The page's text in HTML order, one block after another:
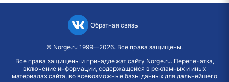
Обратная связь
© Norge.ru 1999—2026. Все права защищены.
Все права защищены и принадлежат сайту Norge.ru. Перепечатка,
включение информации, содержащейся в рекламных и иных
материалах сайта, во всевозможные базы данных для дальнейшего